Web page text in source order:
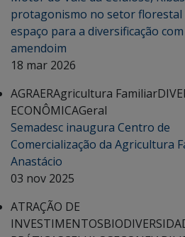
protagonismo no setor florestal
espaço para a diversificação
amendoim
18 mar 2026
AGRAERAgricultura Familiar
ECONÔMICAGeral
Semadesc inaugura Centro de
Comercialização da Agricultura
Anastácio
03 nov 2025
ATRAÇÃO DE
INVESTIMENTOS